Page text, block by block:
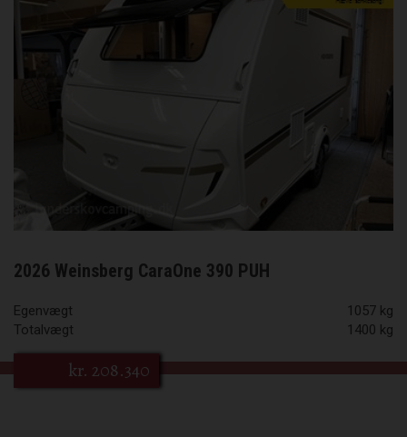
2026 Weinsberg CaraOne 390 PUH
Egenvægt
1057 kg
Totalvægt
1400 kg
kr. 208.340